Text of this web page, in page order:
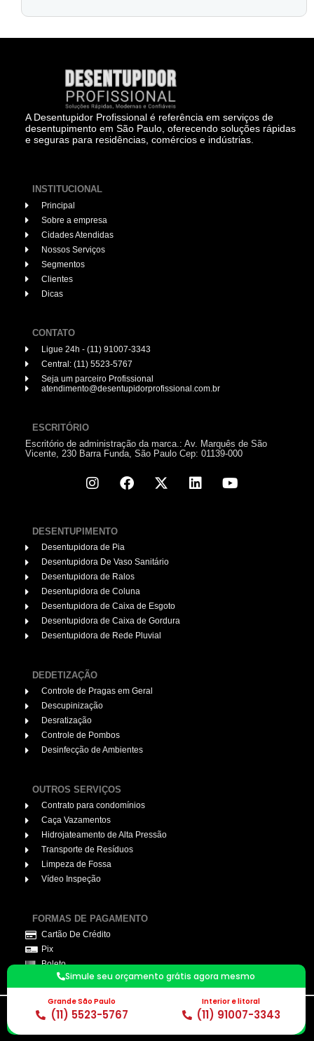
A Desentupidor Profissional é referência em serviços de
desentupimento em São Paulo, oferecendo soluções rápidas
e seguras para residências, comércios e indústrias.
INSTITUCIONAL
Principal
Sobre a empresa
Cidades Atendidas
Nossos Serviços
Segmentos
Clientes
Dicas
CONTATO
Ligue 24h - (11) 91007-3343
Central: (11) 5523-5767
Seja um parceiro Profissional
atendimento@desentupidorprofissional.com.br
ESCRITÓRIO
Escritório de administração da marca.: Av. Marquês de São
Vicente, 230 Barra Funda, São Paulo Cep: 01139-000
DESENTUPIMENTO
Desentupidora de Pia
Desentupidora De Vaso Sanitário
Desentupidora de Ralos
Desentupidora de Coluna
Desentupidora de Caixa de Esgoto
Desentupidora de Caixa de Gordura
Desentupidora de Rede Pluvial
DEDETIZAÇÃO
Controle de Pragas em Geral
Descupinização
Desratização
Controle de Pombos
Desinfecção de Ambientes
OUTROS SERVIÇOS
Contrato para condomínios
Caça Vazamentos
Hidrojateamento de Alta Pressão
Transporte de Resíduos
Limpeza de Fossa
Vídeo Inspeção
FORMAS DE PAGAMENTO
Cartão De Crédito
Pix
Boleto
© 2026. Desentupidor Profissional. todos os direitos reservados.
Simule seu orçamento grátis agora mesmo
Grande São Paulo
(11) 5523-5767
Interior e litoral
(11) 91007-3343